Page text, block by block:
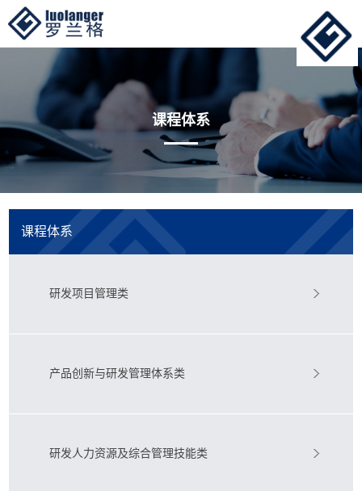
课程体系
课程体系
研发项目管理类
产品创新与研发管理体系类
研发人力资源及综合管理技能类